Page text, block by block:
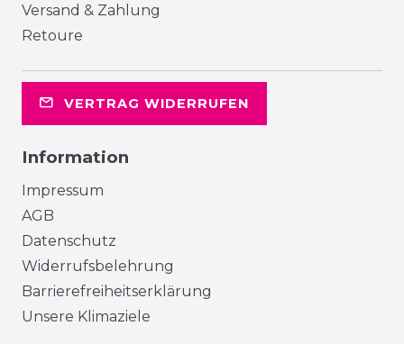
Versand & Zahlung
Retoure
VERTRAG WIDERRUFEN
Information
Impressum
AGB
Datenschutz
Widerrufsbelehrung
Barrierefreiheitserklärung
Unsere Klimaziele